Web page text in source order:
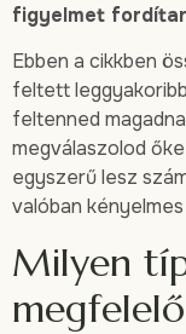
figyelmet
Ebben a cikkben
feltett
feltenned
megválaszolod
egyszerű lesz
valóban
Milyen